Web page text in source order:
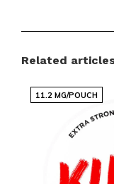
GEKKE SMAKEN
Voordelen
Snelle en
Een
Related
11.2 MG/POUCH